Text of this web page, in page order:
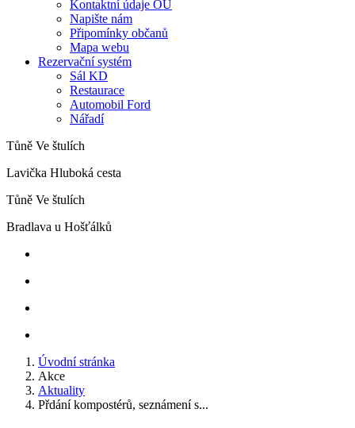
Kontaktní údaje OÚ
Napište nám
Připomínky občanů
Mapa webu
Rezervační systém
Sál KD
Restaurace
Automobil Ford
Nářadí
Tůně Ve štulích
Lavička Hluboká cesta
Tůně Ve štulích
Bradlava u Hošťálků
Úvodní stránka
Akce
Aktuality
Přdání kompostérů, seznámení s...